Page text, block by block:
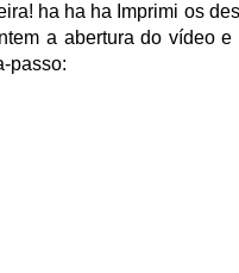
ha ha ha Imprimi os
a abertura do vídeo
passo: